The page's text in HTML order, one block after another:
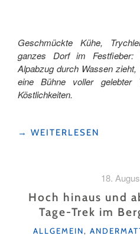
Geschmückte Kühe,
ganzes Dorf im
Alpabzug durch Wassen
eine Bühne voller gelebter
Köstlichkeiten.
"ALPABZUG
GLOCKENKLANG "
→ WEITERLESEN
18.
Hoch hinaus und
Tage-Trek im
KATEGORIEN
ALLGEMEIN,